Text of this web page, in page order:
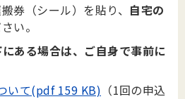
券（シール）を貼り、 自宅の
い。
ある場合は、ご自身で事前に
いて(pdf 159 KB) （1回の申込